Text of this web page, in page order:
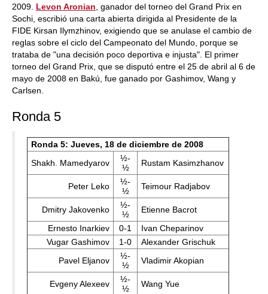
2009. Levon Aronian , ganador del torneo del Grand Prix en
Sochi, escribió una carta abierta dirigida al Presidente de la
FIDE Kirsan Ilymzhinov, exigiendo que se anulase el cambio de
reglas sobre el ciclo del Campeonato del Mundo, porque se
trataba de "una decisión poco deportiva e injusta". El primer
torneo del Grand Prix, que se disputó entre el 25 de abril al 6 de
mayo de 2008 en Bakú, fue ganado por Gashimov, Wang y
Carlsen.
Ronda 5
Ronda 5: Jueves, 18 de diciembre de 2008
Shakh. Mamedyarov
½-
½
Rustam Kasimzhanov
Peter Leko
½-
½
Teimour Radjabov
Dmitry Jakovenko
½-
½
Etienne Bacrot
Ernesto Inarkiev
0-1
Ivan Cheparinov
Vugar Gashimov
1-0
Alexander Grischuk
Pavel Eljanov
½-
½
Vladimir Akopian
Evgeny Alexeev
½-
½
Wang Yue